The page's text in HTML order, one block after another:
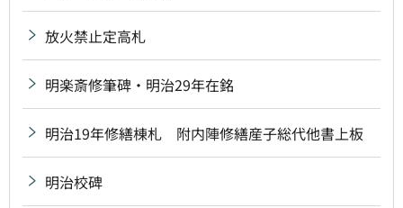
放火禁止定高札
明楽斎修筆碑・明治29年在銘
明治19年修繕棟札 附内陣修繕産子総代他書上板
明治校碑